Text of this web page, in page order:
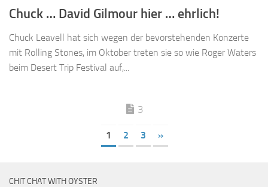
Chuck … David Gilmour hier … ehrlich!
Chuck Leavell hat sich wegen der bevorstehenden Konzerte
mit Rolling Stones, im Oktober treten sie so wie Roger Waters
beim Desert Trip Festival auf,...
3
1 2 3 »
CHIT CHAT WITH OYSTER